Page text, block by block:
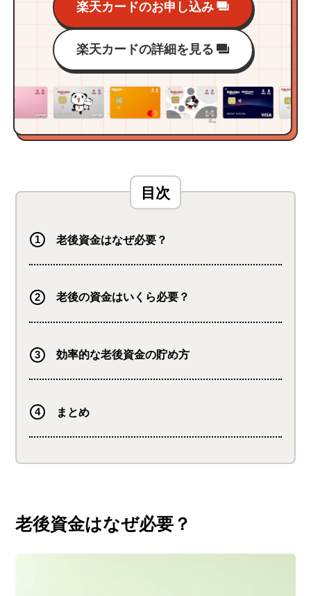
楽天カードのお申し込み
楽天カードの詳細を見る
老後資金はなぜ必要？
老後の資金はいくら必要？
効率的な老後資金の貯め方
まとめ
老後資金はなぜ必要？